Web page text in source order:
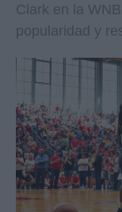
Clark en la
popularidad y